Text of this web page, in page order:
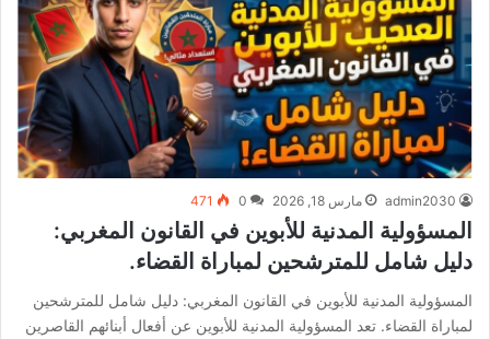
admin2030 مارس 18, 2026 0
471
المسؤولية المدنية للأبوين في القانون المغربي:
دليل شامل للمترشحين لمباراة القضاء.
المسؤولية المدنية للأبوين في القانون المغربي: دليل شامل للمترشحين
لمباراة القضاء. تعد المسؤولية المدنية للأبوين عن أفعال أبنائهم القاصرين